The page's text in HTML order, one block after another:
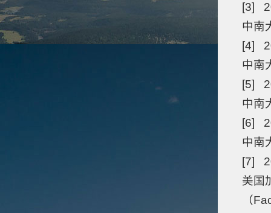
[3]
中南
[4]
中南
[5]
中南
[6]
中南
[7]
美国
（